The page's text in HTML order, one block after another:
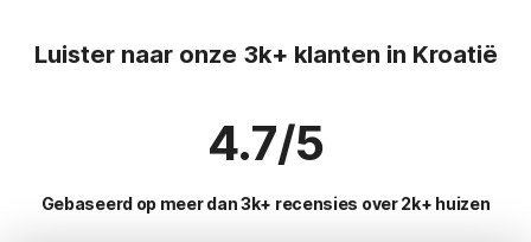
Luister naar onze 3k+ klanten in Kroatië
4.7/5
Gebaseerd op meer dan 3k+ recensies over 2k+ huizen